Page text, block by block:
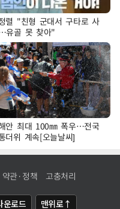
렬 "친형 군대서 구타로 사
유골 못 찾아"
안 최대 100㎜ 폭우…전국
더위 계속[오늘날씨]
약관·정책 고충처리
운로드 맨위로↑